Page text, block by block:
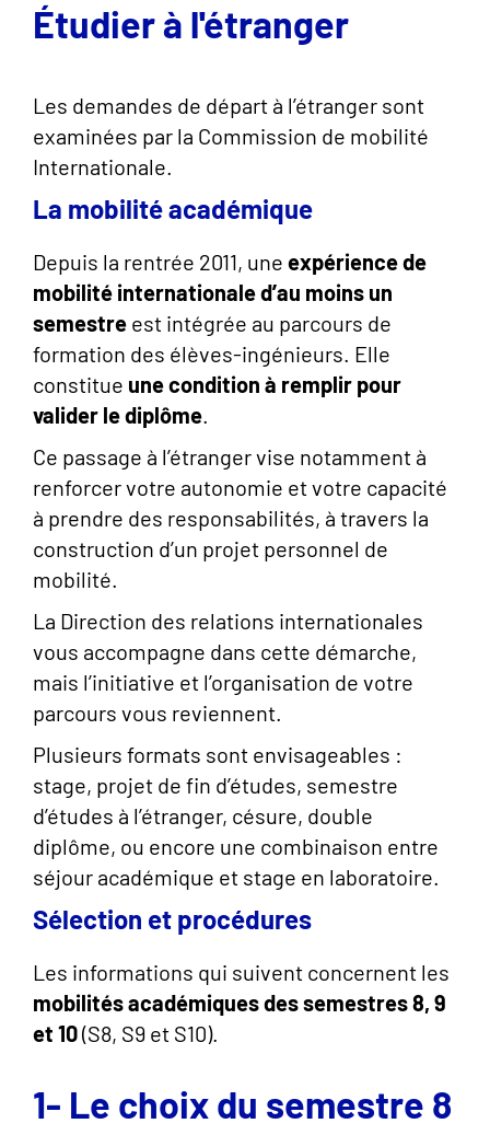
Étudier à l'étranger
Les demandes de départ à l’étranger sont
examinées par la Commission de mobilité
Internationale.
La mobilité académique
Depuis la rentrée 2011, une expérience de
mobilité internationale d’au moins un
semestre est intégrée au parcours de
formation des élèves-ingénieurs. Elle
constitue une condition à remplir pour
valider le diplôme.
Ce passage à l’étranger vise notamment à
renforcer votre autonomie et votre capacité
à prendre des responsabilités, à travers la
construction d’un projet personnel de
mobilité.
La Direction des relations internationales
vous accompagne dans cette démarche,
mais l’initiative et l’organisation de votre
parcours vous reviennent.
Plusieurs formats sont envisageables :
stage, projet de fin d’études, semestre
d’études à l’étranger, césure, double
diplôme, ou encore une combinaison entre
séjour académique et stage en laboratoire.
Sélection et procédures
Les informations qui suivent concernent les
mobilités académiques des semestres 8, 9
et 10(S8, S9 et S10).
1- Le choix du semestre 8